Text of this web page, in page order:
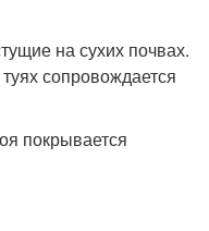
на сухих почвах.
сопровождается
покрывается